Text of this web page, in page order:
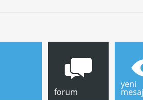
forum
yeni